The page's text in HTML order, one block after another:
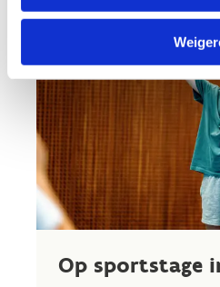
Op sportstage